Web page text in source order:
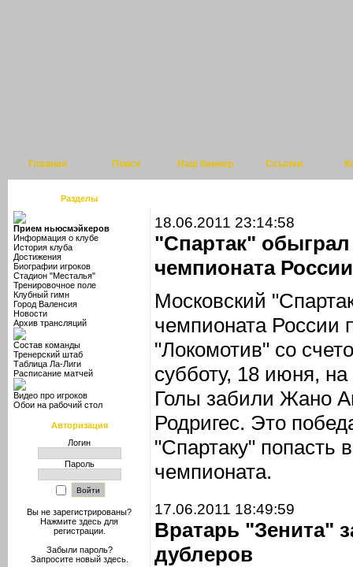
Главная Поиск Наш баннер Ссылки
Разделы
Прием ньюсмэйкеров
Информация о клубе
История клуба
Достижения
Биографии игроков
Стадион "Месталья"
Тренировочное поле
Клубный гимн
Город Валенсия
Новости
Архив трансляций
Состав команды
Тренерский штаб
Таблица Ла-Лиги
Расписание матчей
Видео про игроков
Обои на рабочий стол
Авторизация
Логин
Пароль
Вы не зарегистрированы?
Нажмите здесь для
регистрации.
Забыли пароль?
Запросите новый здесь.
18.06.2011 23:14:58
"Спартак"
чемпионата России
Московский
чемпионата России
"Локомотив" со
субботу, 18 июня,
Голы забили Жано
Родригес. Это
"Спартаку" попасть
чемпионата.
17.06.2011 18:49:59
Вратарь "Зенита"
дублеров